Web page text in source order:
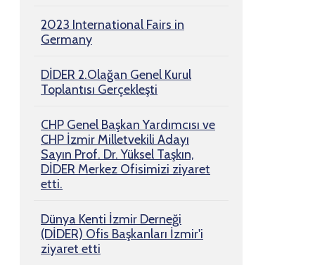
2023 International Fairs in
Germany
DİDER 2.Olağan Genel Kurul
Toplantısı Gerçekleşti
CHP Genel Başkan Yardımcısı ve
CHP İzmir Milletvekili Adayı
Sayın Prof. Dr. Yüksel Taşkın,
DİDER Merkez Ofisimizi ziyaret
etti.
Dünya Kenti İzmir Derneği
(DİDER) Ofis Başkanları İzmir'i
ziyaret etti